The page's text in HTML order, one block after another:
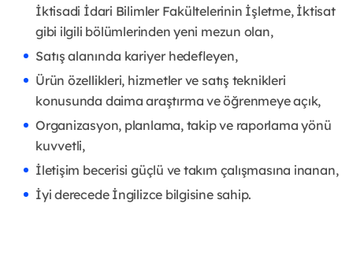
İktisadi İdari Bilimler Fakültelerinin İşletme, İktisat
gibi ilgili bölümlerinden yeni mezun olan,
Satış alanında kariyer hedefleyen,
Ürün özellikleri, hizmetler ve satış teknikleri
konusunda daima araştırma ve öğrenmeye açık,
Organizasyon, planlama, takip ve raporlama yönü
kuvvetli,
İletişim becerisi güçlü ve takım çalışmasına inanan,
İyi derecede İngilizce bilgisine sahip.